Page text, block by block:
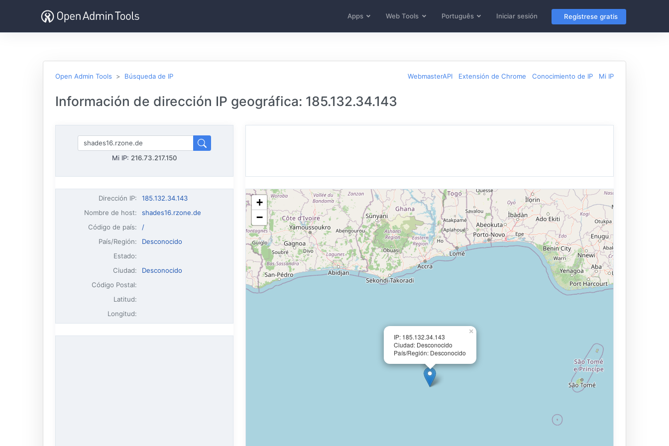
Apps Web Tools Português Iniciar sesión Regístrese gratis
Open Admin Tools Búsqueda de IP WebmasterAPI Extensión de Chrome Conocimiento de IP Mi IP
Información de dirección IP geográfica: 185.132.34.143
Mi IP: 216.73.217.150
Dirección IP:
185.132.34.143
Nombre de host:
shades16.rzone.de
Código de país:
/
País/Región:
Desconocido
Estado:
Ciudad:
Desconocido
Código Postal:
Latitud:
Longitud:
IP: 185.132.34.143
Ciudad: Desconocido
País/Región: Desconocido
×
+
−